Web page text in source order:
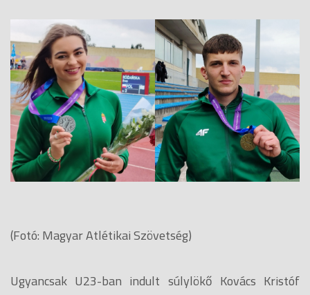
(Fotó: Magyar Atlétikai Szövetség)
Ugyancsak U23-ban indult súlylökő Kovács Kristóf